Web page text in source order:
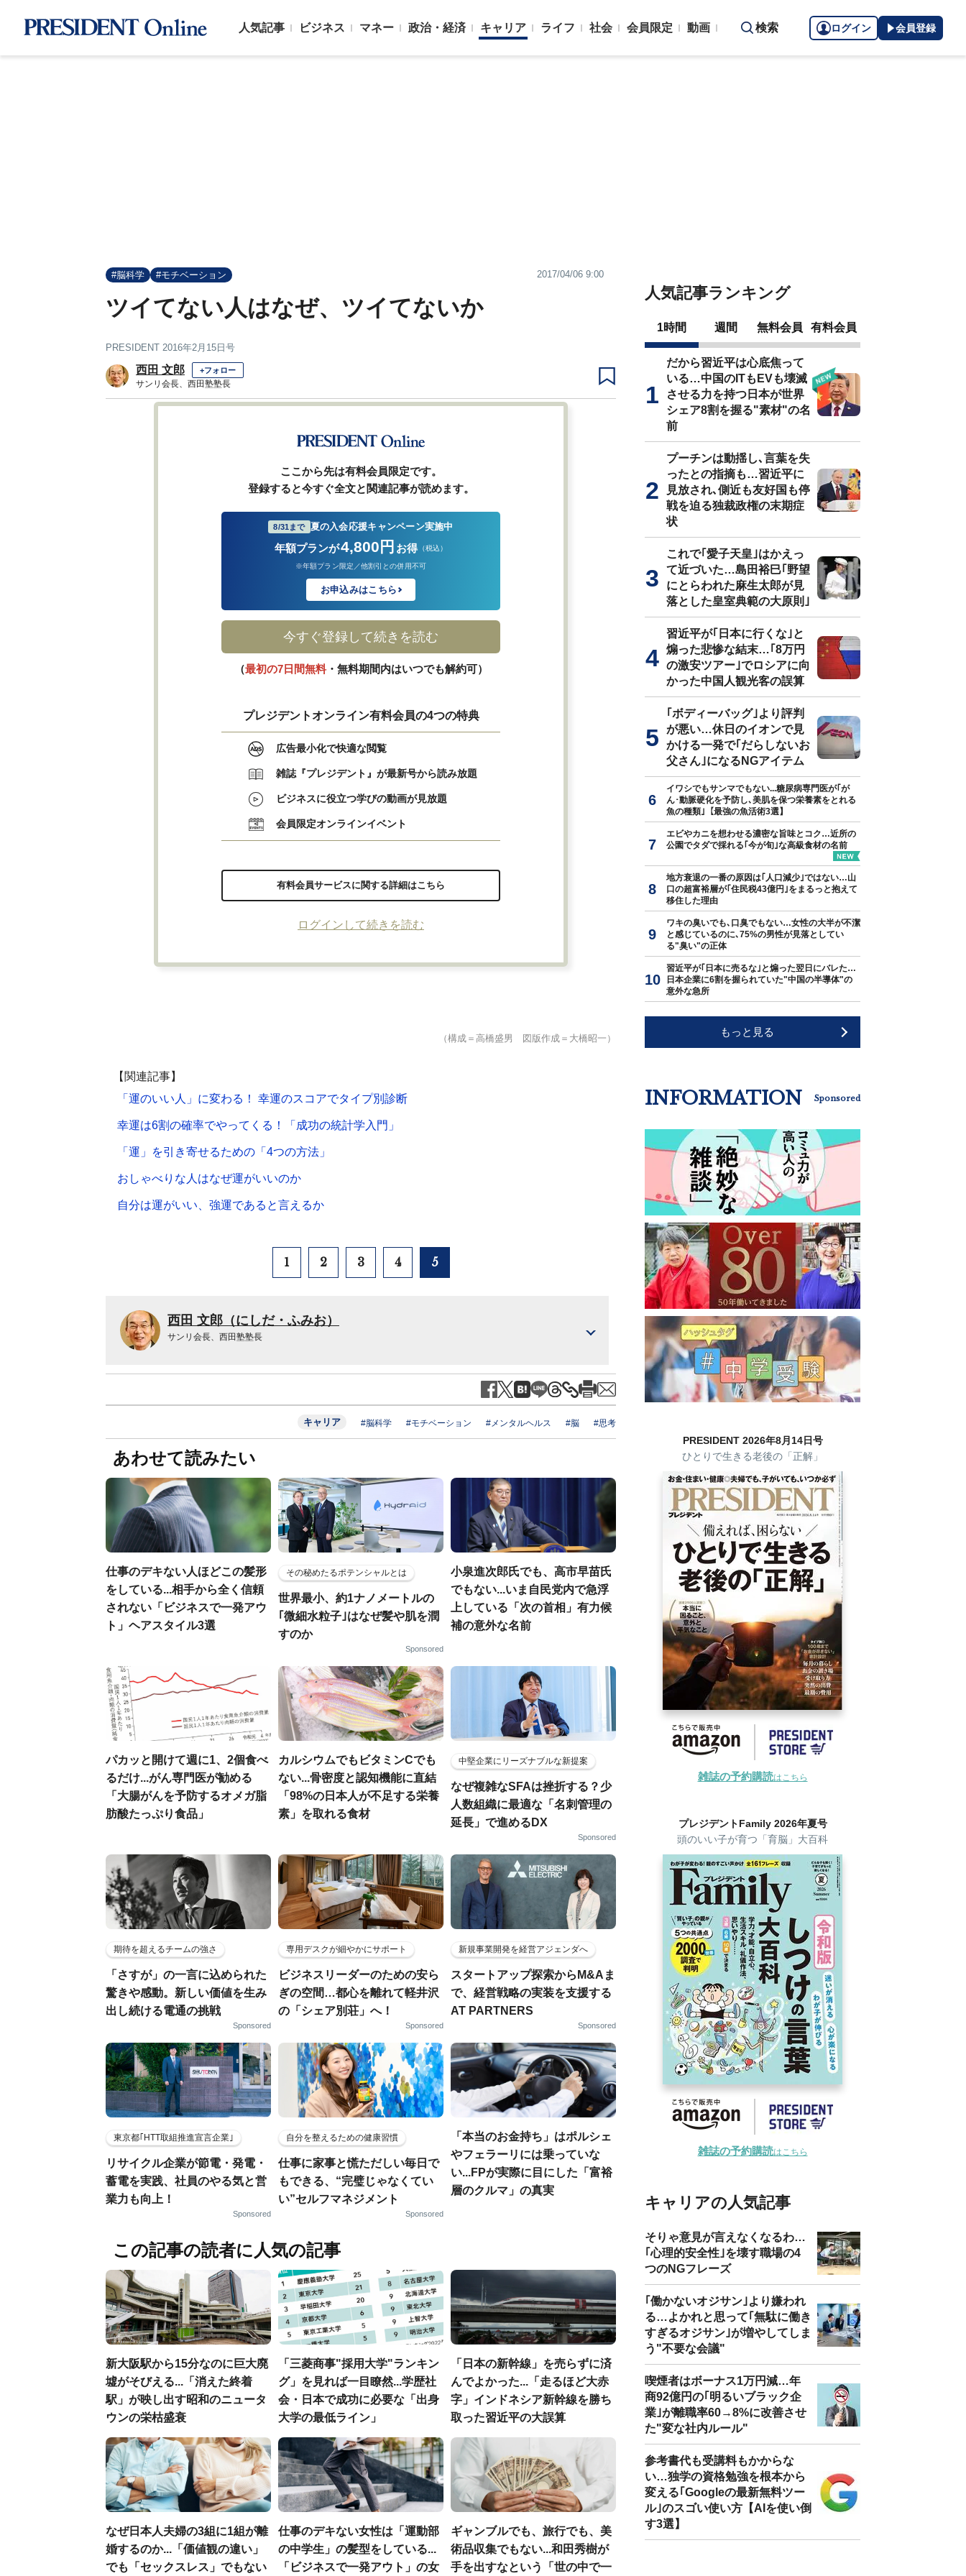
人気記事 ビジネス マネー 政治・経済 キャリア ライフ 社会 会員限定 動画 検索 ログイン 会員登録
#脳科学 #モチベーション 2017/04/06 9:00
ツイてない人はなぜ、ツイてないか
PRESIDENT 2016年2月15日号
西田 文郎 +フォロー
サンリ会長、西田塾塾長
ここから先は有料会員限定です。
登録すると今すぐ全文と関連記事が読めます。
8/31まで 夏の入会応援キャンペーン実施中
年額プランが4,800円 お得 （税込）
※年額プラン限定／他割引との併用不可
お申込みはこちら
今すぐ登録して続きを読む
（最初の7日間無料・無料期間内はいつでも解約可）
プレジデントオンライン有料会員の4つの特典
広告最小化で快適な閲覧
雑誌『プレジデント』が最新号から読み放題
ビジネスに役立つ学びの動画が見放題
会員限定オンラインイベント
有料会員サービスに関する詳細はこちら
ログインして続きを読む
（構成＝高橋盛男 図版作成＝大橋昭一）
【関連記事】
「運のいい人」に変わる！ 幸運のスコアでタイプ別診断
幸運は6割の確率でやってくる！「成功の統計学入門」
「運」を引き寄せるための「4つの方法」
おしゃべりな人はなぜ運がいいのか
自分は運がいい、強運であると言えるか
1 2 3 4 5
西田 文郎（にしだ・ふみお）
サンリ会長、西田塾塾長
キャリア #脳科学 #モチベーション #メンタルヘルス #脳 #思考
あわせて読みたい
仕事のデキない人ほどこの髪形
をしている...相手から全く信頼
されない「ビジネスで一発アウ
ト」ヘアスタイル3選
その秘めたるポテンシャルとは
世界最小、約1ナノメートルの
｢微細水粒子｣はなぜ髪や肌を潤
すのか
Sponsored
小泉進次郎氏でも、高市早苗氏
でもない...いま自民党内で急浮
上している「次の首相」有力候
補の意外な名前
パカッと開けて週に1、2個食べ
るだけ...がん専門医が勧める
「大腸がんを予防するオメガ脂
肪酸たっぷり食品」
カルシウムでもビタミンCでも
ない...骨密度と認知機能に直結
「98%の日本人が不足する栄養
素」を取れる食材
中堅企業にリーズナブルな新提案
なぜ複雑なSFAは挫折する？少
人数組織に最適な「名刺管理の
延長」で進めるDX
Sponsored
期待を超えるチームの強さ
「さすが」の一言に込められた
驚きや感動。新しい価値を生み
出し続ける電通の挑戦
Sponsored
専用デスクが細やかにサポート
ビジネスリーダーのための安ら
ぎの空間…都心を離れて軽井沢
の「シェア別荘」へ！
Sponsored
新規事業開発を経営アジェンダへ
スタートアップ探索からM&Aま
で、経営戦略の実装を支援する
AT PARTNERS
Sponsored
東京都｢HTT取組推進宣言企業｣
リサイクル企業が節電・発電・
蓄電を実践、社員のやる気と営
業力も向上！
Sponsored
自分を整えるための健康習慣
仕事に家事と慌ただしい毎日で
もできる、“完璧じゃなくてい
い”セルフマネジメント
Sponsored
「本当のお金持ち」はポルシェ
やフェラーリには乗っていな
い...FPが実際に目にした「富裕
層のクルマ」の真実
この記事の読者に人気の記事
新大阪駅から15分なのに巨大廃
墟がそびえる...「消えた終着
駅」が映し出す昭和のニュータ
ウンの栄枯盛衰
「三菱商事"採用大学"ランキン
グ」を見れば一目瞭然...学歴社
会・日本で成功に必要な「出身
大学の最低ライン」
「日本の新幹線」を売らずに済
んでよかった...「走るほど大赤
字」インドネシア新幹線を勝ち
取った習近平の大誤算
なぜ日本人夫婦の3組に1組が離
婚するのか...「価値観の違い」
でも「セックスレス」でもない
仕事のデキない女性は「運動部
の中学生」の髪型をしている...
「ビジネスで一発アウト」の女
ギャンブルでも、旅行でも、美
術品収集でもない...和田秀樹が
手を出すなという「世の中で一
人気記事ランキング
1時間 週間 無料会員 有料会員
だから習近平は心底焦って
いる…中国のITもEVも壊滅
させる力を持つ日本が世界
シェア8割を握る"素材"の名
前
プーチンは動揺し､言葉を失
ったとの指摘も…習近平に
見放され､側近も友好国も停
戦を迫る独裁政権の末期症
状
これで｢愛子天皇｣はかえっ
て近づいた…島田裕巳｢野望
にとらわれた麻生太郎が見
落とした皇室典範の大原則｣
習近平が｢日本に行くな｣と
煽った悲惨な結末…｢8万円
の激安ツアー｣でロシアに向
かった中国人観光客の誤算
｢ボディーバッグ｣より評判
が悪い…休日のイオンで見
かける一発で｢だらしないお
父さん｣になるNGアイテム
イワシでもサンマでもない...糖尿病専門医が｢が
ん･動脈硬化を予防し､美肌を保つ栄養素をとれる
魚の種類｣【最強の魚活術3選】
エビやカニを想わせる濃密な旨味とコク…近所の
公園でタダで採れる｢今が旬｣な高級食材の名前
地方衰退の一番の原因は｢人口減少｣ではない…山
口の超富裕層が｢住民税43億円｣をまるっと抱えて
移住した理由
ワキの臭いでも､口臭でもない…女性の大半が不潔
と感じているのに､75%の男性が見落としてい
る"臭い"の正体
習近平が｢日本に売るな｣と煽った翌日にバレた…
日本企業に6割を握られていた"中国の半導体"の
意外な急所
もっと見る
INFORMATION Sponsored
PRESIDENT 2026年8月14日号
ひとりで生きる老後の「正解」
雑誌の予約購読はこちら
プレジデントFamily 2026年夏号
頭のいい子が育つ「育脳」大百科
雑誌の予約購読はこちら
キャリアの人気記事
そりゃ意見が言えなくなるわ…
｢心理的安全性｣を壊す職場の4
つのNGフレーズ
｢働かないオジサン｣より嫌われ
る…よかれと思って｢無駄に働き
すぎるオジサン｣が増やしてしま
う"不要な会議"
喫煙者はボーナス1万円減…年
商92億円の｢明るいブラック企
業｣が離職率60→8%に改善させ
た"変な社内ルール"
参考書代も受講料もかからな
い…独学の資格勉強を根本から
変える｢Googleの最新無料ツー
ル｣のスゴい使い方【AIを使い倒
す3選】